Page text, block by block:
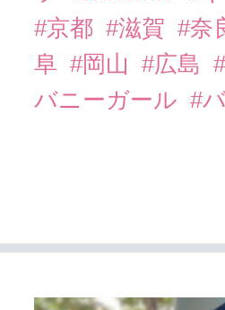
#京都 #滋賀 #奈
阜 #岡山 #広島
バニーガール #